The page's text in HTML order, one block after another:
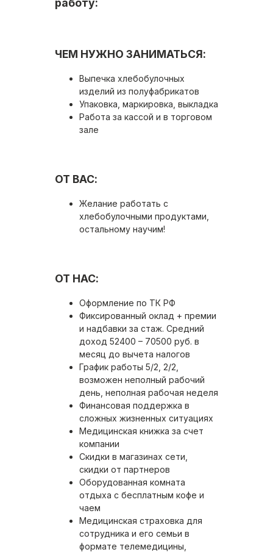
работу:
ЧЕМ НУЖНО ЗАНИМАТЬСЯ:
Выпечка хлебобулочных
изделий из полуфабрикатов
Упаковка, маркировка, выкладка
Работа за кассой и в торговом
зале
ОТ ВАС:
Желание работать с
хлебобулочными продуктами,
остальному научим!
ОТ НАС:
Оформление по ТК РФ
Фиксированный оклад + премии
и надбавки за стаж. Средний
доход 52400 – 70500 руб. в
месяц до вычета налогов
График работы 5/2, 2/2,
возможен неполный рабочий
день, неполная рабочая неделя
Финансовая поддержка в
сложных жизненных ситуациях
Медицинская книжка за счет
компании
Скидки в магазинах сети,
скидки от партнеров
Оборудованная комната
отдыха с бесплатным кофе и
чаем
Медицинская страховка для
сотрудника и его семьи в
формате телемедицины,